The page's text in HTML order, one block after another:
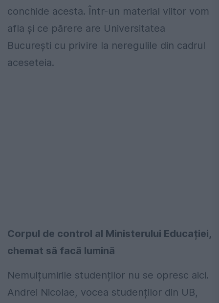
conchide acesta. Într-un material viitor vom
afla și ce părere are Universitatea
București cu privire la neregulile din cadrul
aceseteia.
Corpul de control al Ministerului Educației,
chemat să facă lumină
Nemulțumirile studenților nu se opresc aici.
Andrei Nicolae, vocea studenților din UB,